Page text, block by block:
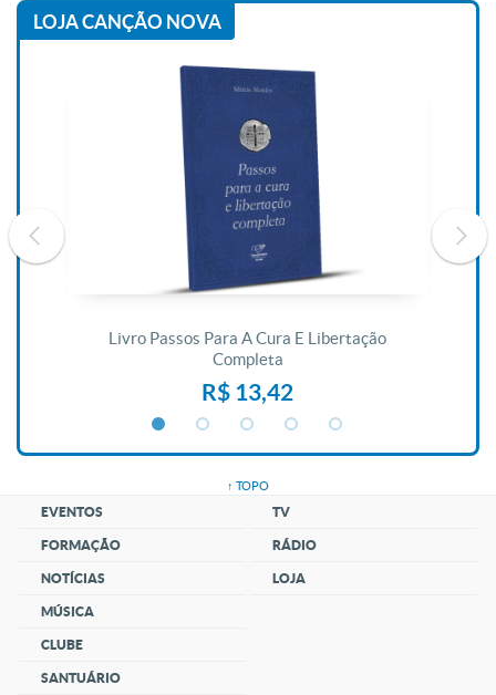
LOJA CANÇÃO NOVA
Livro Passos Para A Cura E Libertação
Completa
R$ 13,42
↑ TOPO
EVENTOS
FORMAÇÃO
NOTÍCIAS
MÚSICA
CLUBE
SANTUÁRIO
TV
RÁDIO
LOJA